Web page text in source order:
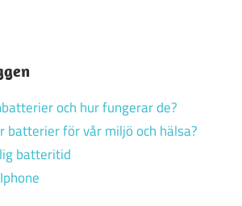
och hur fungerar de?
batterier för vår miljö och hälsa?
batteritid